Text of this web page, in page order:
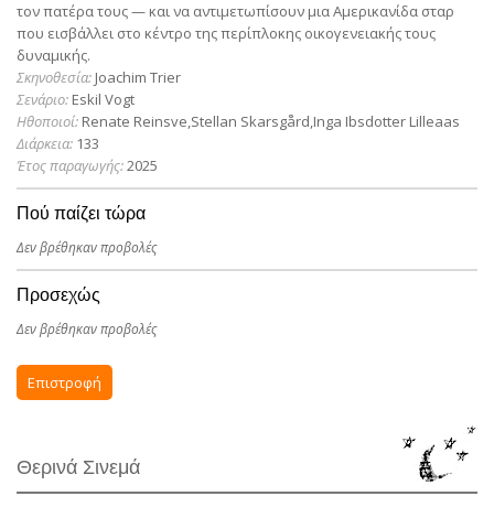
τον πατέρα τους — και να αντιμετωπίσουν μια Αμερικανίδα σταρ
που εισβάλλει στο κέντρο της περίπλοκης οικογενειακής τους
δυναμικής.
Σκηνοθεσία: Joachim Trier
Σενάριο: Eskil Vogt
Ηθοποιοί: Renate Reinsve,Stellan Skarsgård,Inga Ibsdotter Lilleaas
Διάρκεια: 133
Έτος παραγωγής:2025
Πού παίζει τώρα
Δεν βρέθηκαν προβολές
Προσεχώς
Δεν βρέθηκαν προβολές
Επιστροφή
Θερινά Σινεμά